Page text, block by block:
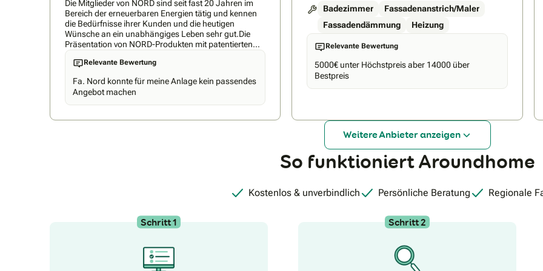
Die Mitglieder von NORD sind seit fast 20 Jahren im
Bereich der erneuerbaren Energien tätig und kennen
die Bedürfnisse ihrer Kunden und die heutigen
Wünsche an ein unabhängiges Leben sehr gut.Die
Präsentation von NORD-Produkten mit patentierten
Eigenschaften wird Ihren Lebensstandard so smart
und effizient wie nie zuvor machen.Der niedrige
konzipierte intelligente Betrieb im NORD-EcoMode-
Energiesparmodus ermöglichen eine optimale
Ausnutzung der eigenen Energieproduktion und
Relevante Bewertung
Fa. Nord konnte für meine Anlage kein passendes
Angebot machen
Badezimmer
Fassadenanstrich/Maler
Fassadendämmung
Heizung
Relevante Bewertung
5000€ unter Höchstpreis aber 14000 über
Bestpreis
Weitere Anbieter anzeigen
So funktioniert Aroundhome
Kostenlos & unverbindlich Persönliche Beratung Regionale
Schritt 1 Schritt 2